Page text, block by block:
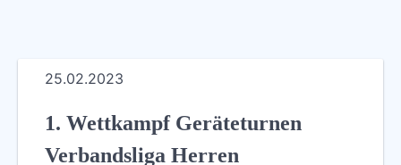
25.02.2023
1. Wettkampf Geräteturnen
Verbandsliga Herren